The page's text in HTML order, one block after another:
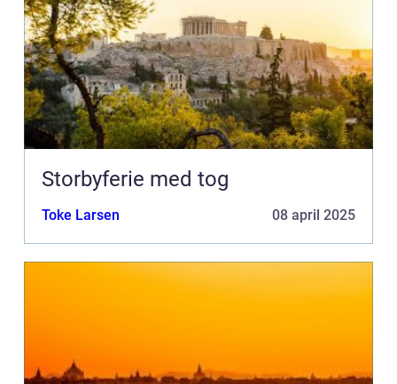
Storbyferie med tog
Toke Larsen 08 april 2025